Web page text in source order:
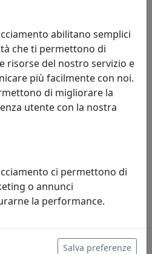
ANGIE AG002
470,00 €
abilitano semplici
che ti permettono di
risorse del nostro servizio e
più facilmente con noi.
di migliorare la
utente con la nostra
ci permettono di
o annunci
la performance.
Salva preferenze